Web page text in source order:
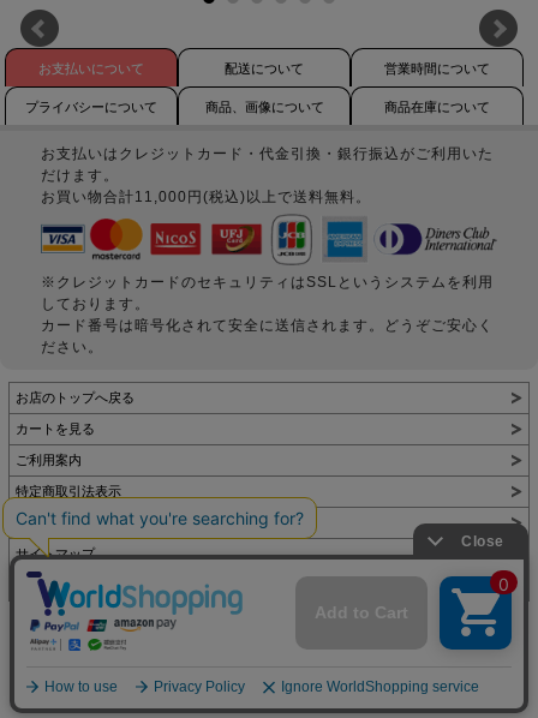
お支払いについて 配送について 営業時間について
プライバシーについて 商品、画像について 商品在庫について
お支払いはクレジットカード・代金引換・銀行振込がご利用いた
だけます。
お買い物合計11,000円(税込)以上で送料無料。
※クレジットカードのセキュリティはSSLというシステムを利用
しております。
カード番号は暗号化されて安全に送信されます。どうぞご安心く
ださい。
お店のトップへ戻る
カートを見る
ご利用案内
特定商取引法表示
個人情報の取扱い
サイトマップ
お問い合わせ
表示：スマートフォン｜